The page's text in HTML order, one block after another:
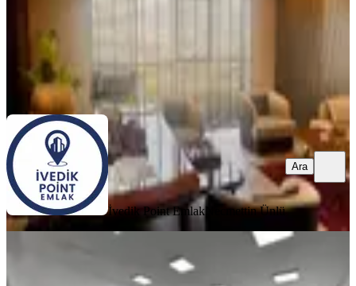
İvedik Point EmlakNecmettin Ünlü
İvedik Point Emlak Necmettin Ünlü
Ara
UYGUN
Fırsat Konumda Kiracılı 240 M²
Teraslı Yüksek Getirili Ofis